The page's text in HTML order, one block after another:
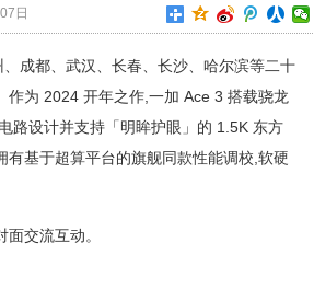
日
成都、武汉、长春、长沙、哈尔滨等二十
为 2024 开年之作,一加 Ace 3 搭载骁龙
路设计并支持「明眸护眼」的 1.5K 东方
基于超算平台的旗舰同款性能调校,软硬
交流互动。